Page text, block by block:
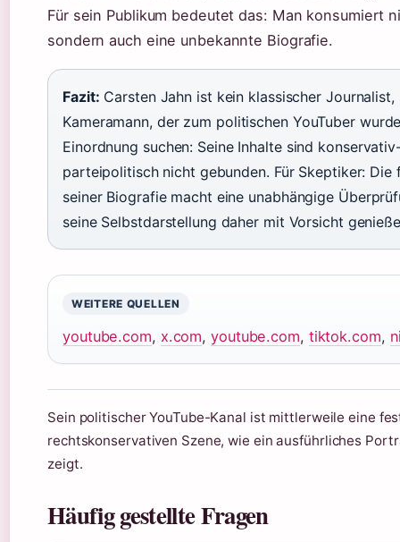
Für sein Publikum bedeutet das: Man konsumiert
sondern auch eine unbekannte Biografie.
Fazit: Carsten Jahn ist kein klassischer
Kameramann, der zum politischen YouTuber
Einordnung suchen: Seine Inhalte sind
parteipolitisch nicht gebunden. Für Skeptiker: Die
seiner Biografie macht eine unabhängige
seine Selbstdarstellung daher mit Vorsicht
WEITERE QUELLEN
youtube.com, x.com,youtube.com, tiktok.com,
Sein politischer YouTube-Kanal ist mittlerweile eine
rechtskonservativen Szene, wie ein ausführliches
zeigt.
Häufig gestellte Fragen